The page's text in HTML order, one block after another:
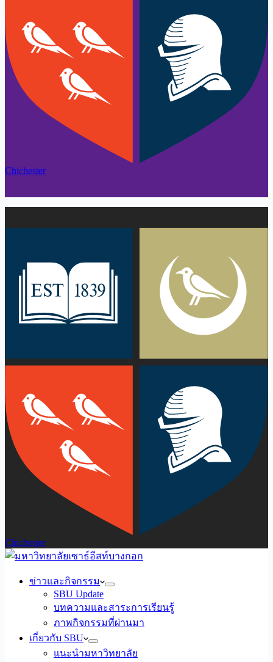
Chichester
Chichester
ข่าวและกิจกรรม
SBU Update
บทความและสาระการเรียนรู้
ภาพกิจกรรมที่ผ่านมา
เกี่ยวกับ SBU
แนะนำมหาวิทยาลัย